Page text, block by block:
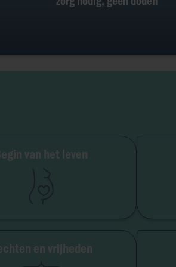
van het leven
Zwangerschap
MBV
en vrijheden
van geweten